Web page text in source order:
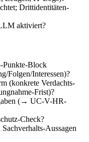
Drittidentitäten-
aktiviert?
Punkte-Block
Folgen/Interessen)?
(konkrete Verdachts-
Frist)?
(→ UC-V-HR-
Check?
Aussagen